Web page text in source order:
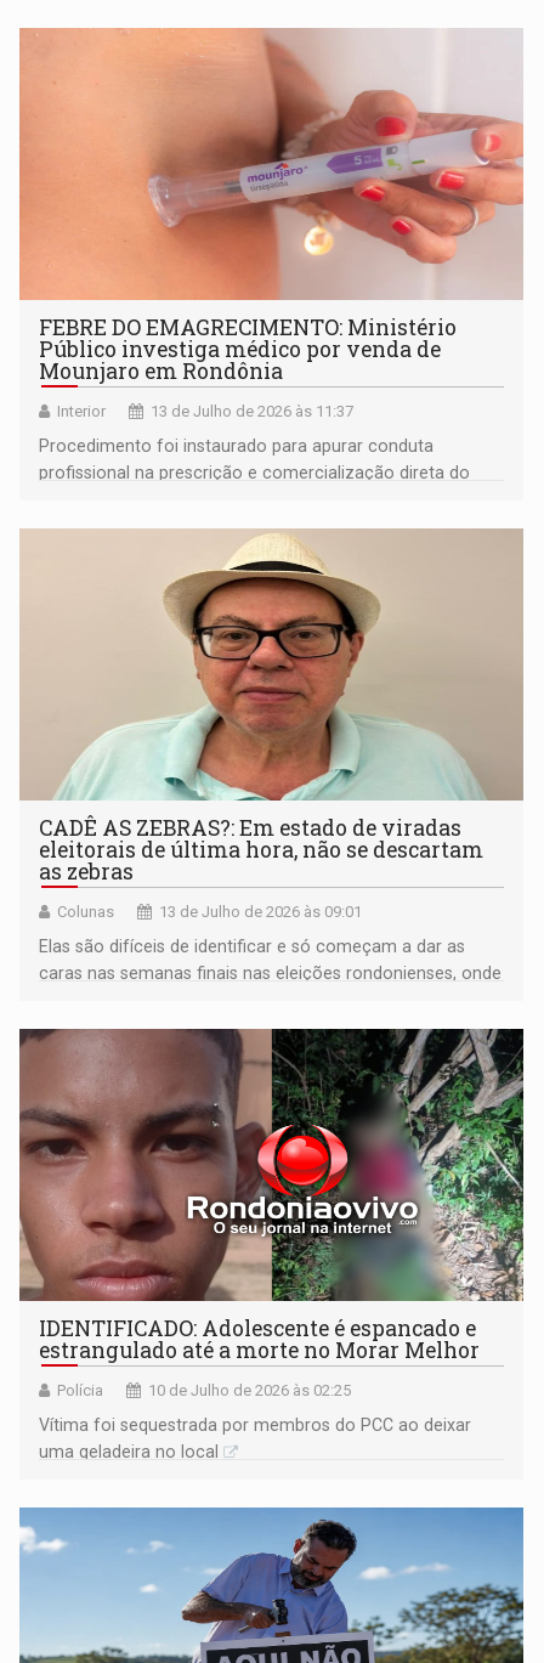
FEBRE DO EMAGRECIMENTO: Ministério
Público investiga médico por venda de
Mounjaro em Rondônia
Interior 13 de Julho de 2026 às 11:37
Procedimento foi instaurado para apurar conduta
profissional na prescrição e comercialização direta do
CADÊ AS ZEBRAS?: Em estado de viradas
eleitorais de última hora, não se descartam
as zebras
Colunas 13 de Julho de 2026 às 09:01
Elas são difíceis de identificar e só começam a dar as
caras nas semanas finais nas eleições rondonienses, onde
IDENTIFICADO: Adolescente é espancado e
estrangulado até a morte no Morar Melhor
Polícia 10 de Julho de 2026 às 02:25
Vítima foi sequestrada por membros do PCC ao deixar
uma geladeira no local